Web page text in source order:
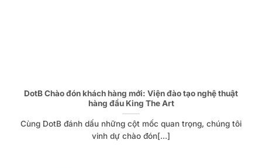
DotB Chào đón khách hàng mới: Viện đào tạo nghệ thuật
hàng đầu King The Art
Cùng DotB đánh dấu những cột mốc quan trọng, chúng tôi
vinh dự chào đón[...]